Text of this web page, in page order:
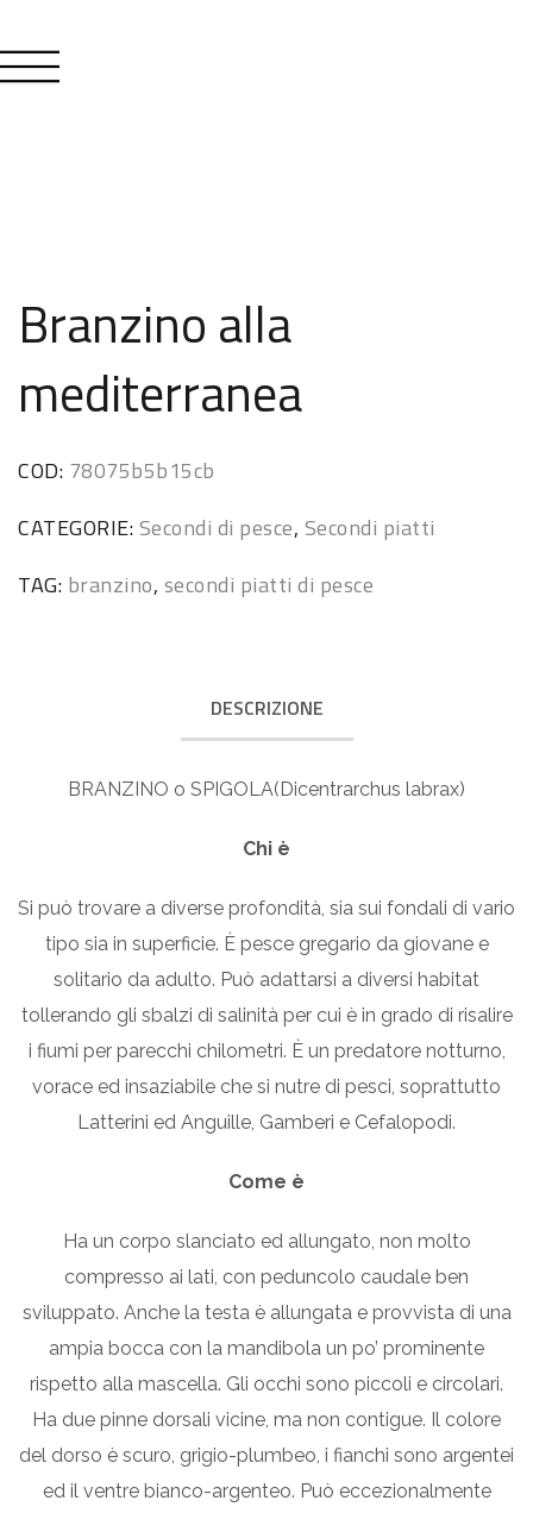
Branzino alla
mediterranea
COD: 78075b5b15cb
CATEGORIE:Secondi di pesce, Secondi piatti
TAG: branzino, secondi piatti di pesce
DESCRIZIONE
BRANZINO o SPIGOLA(Dicentrarchus labrax)
Chi è
Si può trovare a diverse profondità, sia sui fondali di vario
tipo sia in superficie. È pesce gregario da giovane e
solitario da adulto. Può adattarsi a diversi habitat
tollerando gli sbalzi di salinità per cui è in grado di risalire
i fiumi per parecchi chilometri. È un predatore notturno,
vorace ed insaziabile che si nutre di pesci, soprattutto
Latterini ed Anguille, Gamberi e Cefalopodi.
Come è
Ha un corpo slanciato ed allungato, non molto
compresso ai lati, con peduncolo caudale ben
sviluppato. Anche la testa è allungata e provvista di una
ampia bocca con la mandibola un po’ prominente
rispetto alla mascella. Gli occhi sono piccoli e circolari.
Ha due pinne dorsali vicine, ma non contigue. Il colore
del dorso è scuro, grigio-plumbeo, i fianchi sono argentei
ed il ventre bianco-argenteo. Può eccezionalmente